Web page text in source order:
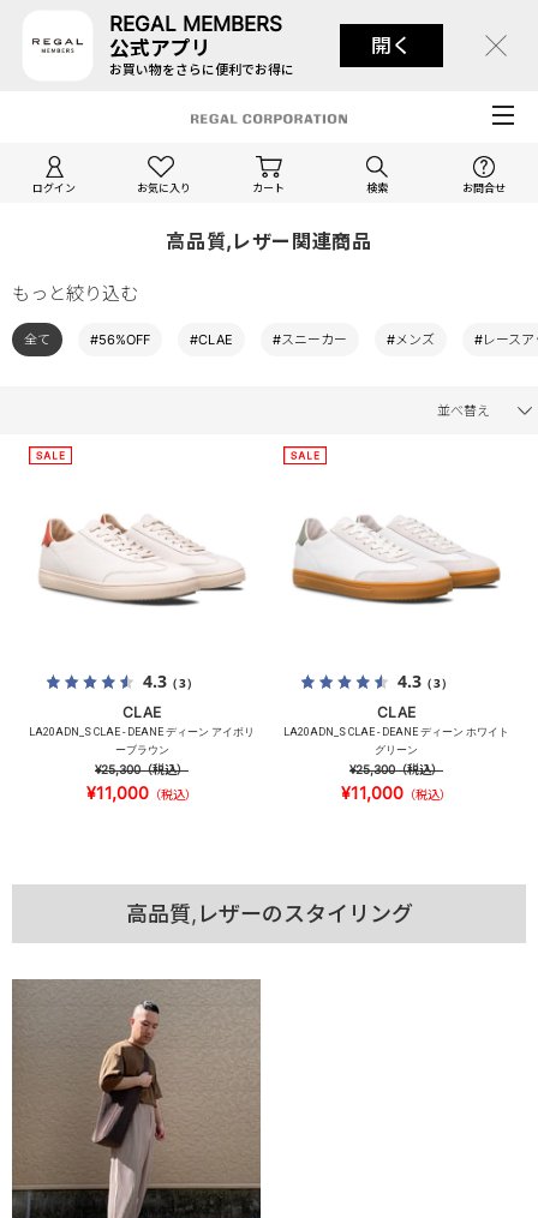
REGAL MEMBERS
公式アプリ
お買い物をさらに便利でお得に
開く
ログイン お気に入り カート 検索 お問合せ
高品質,レザー関連商品
もっと絞り込む
全て #56%OFF #CLAE #スニーカー #メンズ #レースア
並べ替え
4.3（3）
CLAE
LA20ADN_S CLAE - DEANE ディーン アイボリ
ーブラウン
¥25,300（税込）
¥11,000 （税込）
4.3（3）
CLAE
LA20ADN_S CLAE - DEANE ディーン ホワイト
グリーン
¥25,300（税込）
¥11,000 （税込）
高品質,レザーのスタイリング